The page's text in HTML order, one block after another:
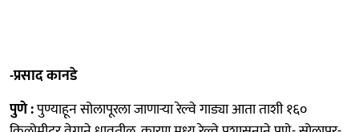
-प्रसाद कानडे
पुणे :पुण्याहून सोलापूरला जाणाऱ्या रेल्वे गाड्या आता ताशी १६०